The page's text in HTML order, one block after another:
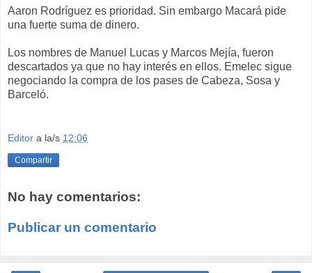
Aaron Rodríguez es prioridad. Sin embargo Macará pide
una fuerte suma de dinero.
Los nombres de Manuel Lucas y Marcos Mejía, fueron
descartados ya que no hay interés en ellos. Emelec sigue
negociando la compra de los pases de Cabeza, Sosa y
Barceló.
Editor a la/s 12:06
Compartir
No hay comentarios:
Publicar un comentario